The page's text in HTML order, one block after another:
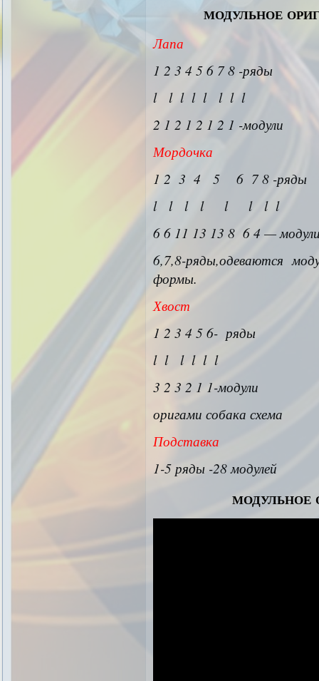
модульное
Лапа
1 2 3 4 5 6 7 8 -ряды
l l l l l l l l
2 1 2 1 2 1 2 1 -модули
Мордочка
1 2 3 4 5 6 7 8 -ряды
l l l l l l l l
6 6 11 13 13 8 6 4 —
6,7,8-ряды,одеваются
формы.
Хвост
1 2 3 4 5 6- ряды
l l l l l l
3 2 3 2 1 1-модули
оригами собака схема
Подставка
1-5 ряды -28 модулей
модульное